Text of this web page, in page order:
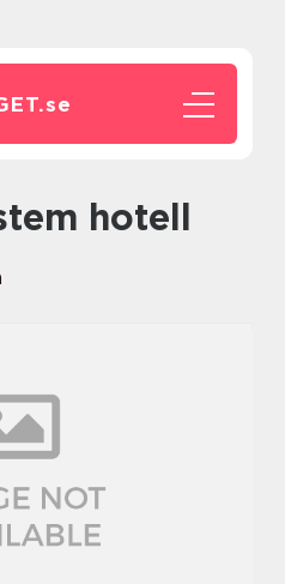
se
hotell